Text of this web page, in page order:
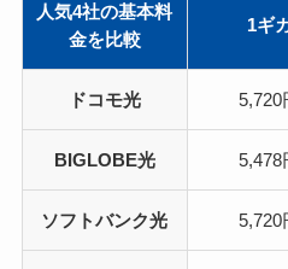
人気4社の基本料
金を比較
1ギ
ドコモ光 5,720
BIGLOBE光 5,478
ソフトバンク光 5,720